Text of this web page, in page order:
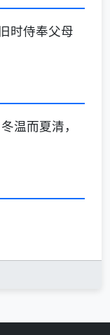
时侍奉父母
温而夏清，